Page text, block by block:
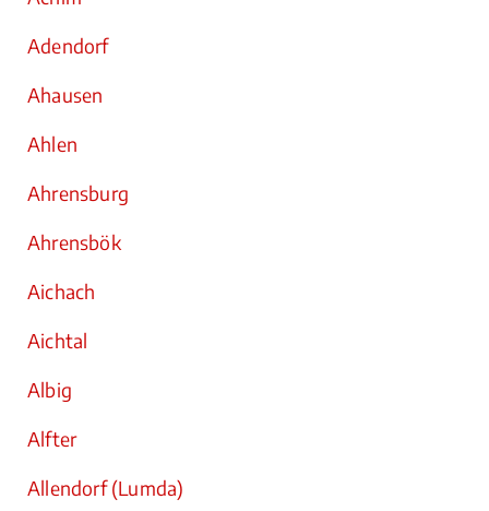
Adendorf
Ahausen
Ahlen
Ahrensburg
Ahrensbök
Aichach
Aichtal
Albig
Alfter
Allendorf (Lumda)